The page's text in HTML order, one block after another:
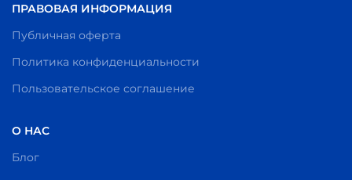
ПРАВОВАЯ ИНФОРМАЦИЯ
Публичная оферта
Политика конфиденциальности
Пользовательское соглашение
О НАС
Блог